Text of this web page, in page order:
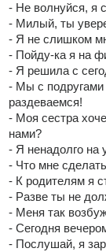
- Не волнуйся, я
- Милый, ты
- Я не слишком
- Пойду-ка я на
- Я решила с
- Мы с подругами
раздеваемся!
- Моя сестра
нами?
- Я ненадолго на
- Что мне
- К родителям я
- Разве ты не
- Меня так
- Сегодня
- Послушай, я